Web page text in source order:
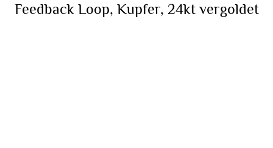
Feedback Loop, Kupfer, 24kt vergoldet